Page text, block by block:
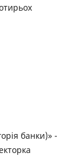
банки)» -